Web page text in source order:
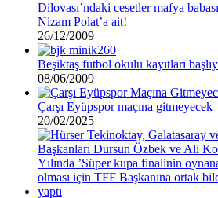
Dilovası’ndaki cesetler mafya
Nizam Polat’a ait!
26/12/2009
Beşiktaş futbol okulu kayıtları
08/06/2009
Çarşı Eyüpspor maçına gitmeyecek
20/02/2025